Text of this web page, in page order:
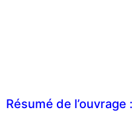
Résumé de l’ouvrage :